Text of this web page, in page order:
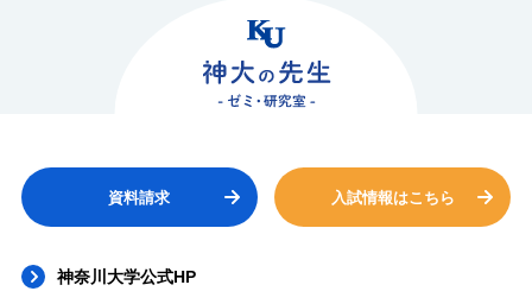
資料請求 入試情報はこちら
神奈川大学公式HP